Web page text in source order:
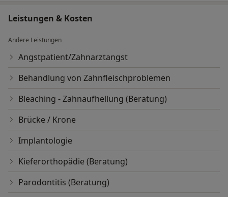
Leistungen & Kosten
Andere Leistungen
Angstpatient/Zahnarztangst
Behandlung von Zahnfleischproblemen
Bleaching - Zahnaufhellung (Beratung)
Brücke / Krone
Implantologie
Kieferorthopädie (Beratung)
Parodontitis (Beratung)